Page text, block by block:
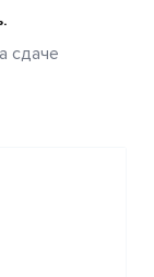
сдаче